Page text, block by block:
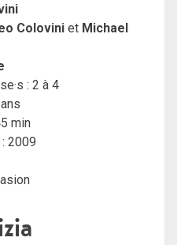
Colovini et Michael
: 2 à 4
min
2009